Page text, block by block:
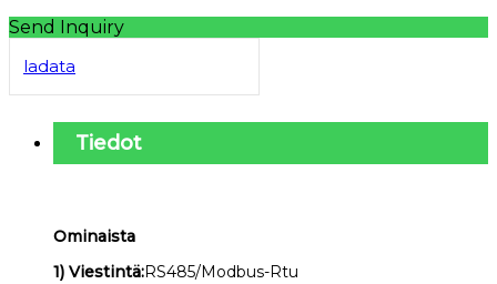
Send Inquiry
ladata
Tiedot
Ominaista
1) Viestintä:RS485/Modbus-Rtu